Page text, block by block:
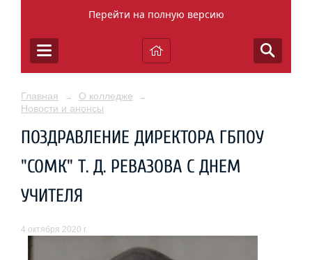
Перейти на полную версию
Главная → О колледже →
Новости и анонсы
ПОЗДРАВЛЕНИЕ ДИРЕКТОРА ГБПОУ
"СОМК" Т. Д. РЕВАЗОВА С ДНЕМ
УЧИТЕЛЯ
4 октября 2020 г.